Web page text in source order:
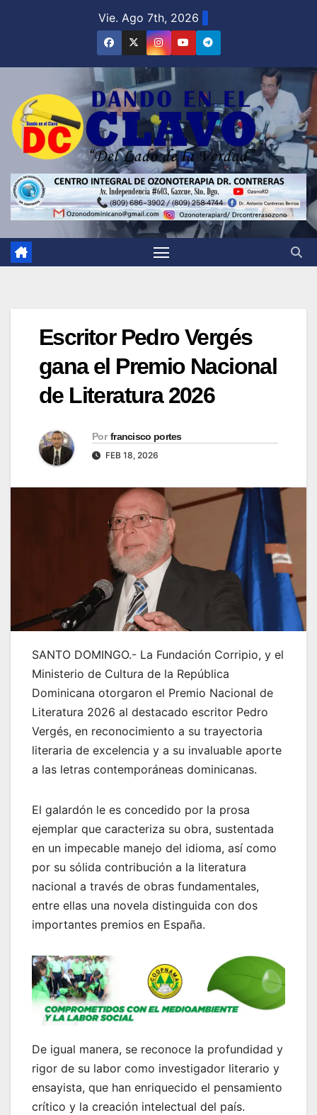
Vie. Ago 7th, 2026
Escritor Pedro Vergés
gana el Premio Nacional
de Literatura 2026
Por francisco portes
FEB 18, 2026
SANTO DOMINGO.- La Fundación Corripio, y el
Ministerio de Cultura de la República
Dominicana otorgaron el Premio Nacional de
Literatura 2026 al destacado escritor Pedro
Vergés, en reconocimiento a su trayectoria
literaria de excelencia y a su invaluable aporte
a las letras contemporáneas dominicanas.
El galardón le es concedido por la prosa
ejemplar que caracteriza su obra, sustentada
en un impecable manejo del idioma, así como
por su sólida contribución a la literatura
nacional a través de obras fundamentales,
entre ellas una novela distinguida con dos
importantes premios en España.
De igual manera, se reconoce la profundidad y
rigor de su labor como investigador literario y
ensayista, que han enriquecido el pensamiento
crítico y la creación intelectual del país.